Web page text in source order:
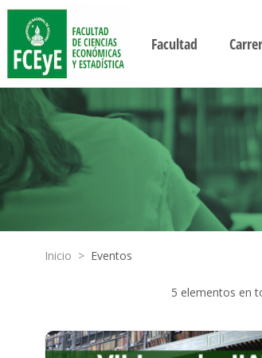
Facultad
Inicio > Eventos
5 elementos en